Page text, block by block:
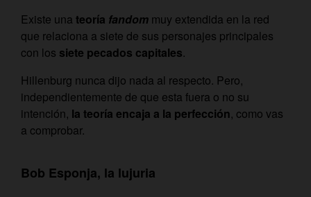
Existe una teoría fandom muy extendida en la red
que relaciona a siete de sus personajes principales
con los siete pecados capitales.
Hillenburg nunca dijo nada al respecto. Pero,
independientemente de que esta fuera o no su
intención, la teoría encaja a la perfección, como vas
a comprobar.
Bob Esponja, la lujuria